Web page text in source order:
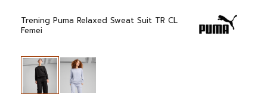
gallery
Trening Puma Relaxed Sweat Suit TR CL
Femei